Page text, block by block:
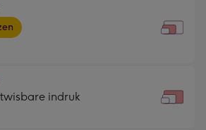
indruk